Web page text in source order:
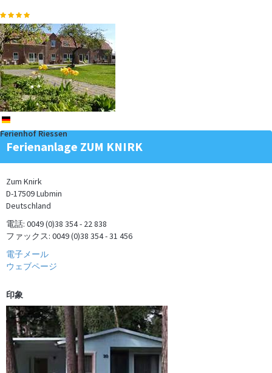
Etwas finden ist immer etwas Besonderes und einen Bernstein am
endlosen Strand…mehr
Traditionelle Segelschiffe auf dem Ijsselmeer, Wattenmeer und den
friesischen…
de
Ferienhof Riessen
Ferienanlage ZUM KNIRK
Zum Knirk
D-17509 Lubmin
Deutschland
電話: 0049 (0)38 354 - 22 838
ファックス: 0049 (0)38 354 - 31 456
電子メール
ウェブページ
印象